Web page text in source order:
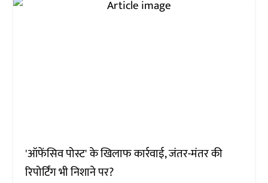
'ऑफेंसिव पोस्ट' के खिलाफ कार्रवाई, जंतर-मंतर की
रिपोर्टिंग भी निशाने पर?